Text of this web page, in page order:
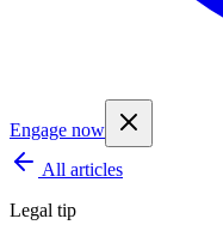
Engage now
All articles
Legal tip